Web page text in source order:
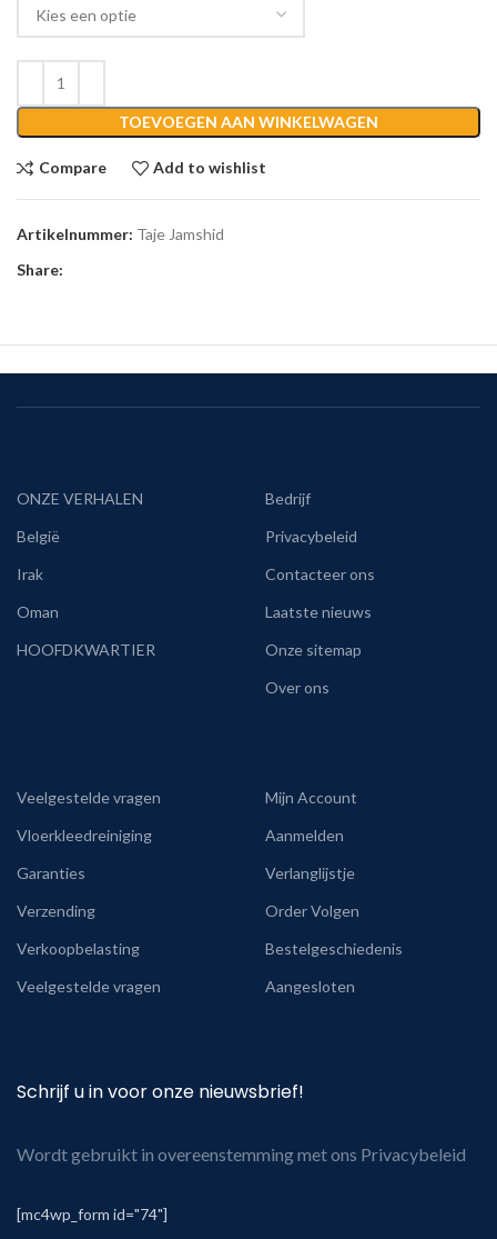
TOEVOEGEN AAN WINKELWAGEN
Compare Add to wishlist
Artikelnummer: Taje Jamshid
Share:
ONZE VERHALEN
België
Irak
Oman
HOOFDKWARTIER
Bedrijf
Privacybeleid
Contacteer ons
Laatste nieuws
Onze sitemap
Over ons
Veelgestelde vragen
Vloerkleedreiniging
Garanties
Verzending
Verkoopbelasting
Veelgestelde vragen
Mijn Account
Aanmelden
Verlanglijstje
Order Volgen
Bestelgeschiedenis
Aangesloten
Schrijf u in voor onze nieuwsbrief!
Wordt gebruikt in overeenstemming met ons Privacybeleid
[mc4wp_form id="74"]